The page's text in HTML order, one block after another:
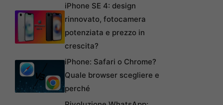
iPhone SE 4: design
rinnovato, fotocamera
potenziata e prezzo in
crescita?
iPhone: Safari o Chrome?
Quale browser scegliere e
perché